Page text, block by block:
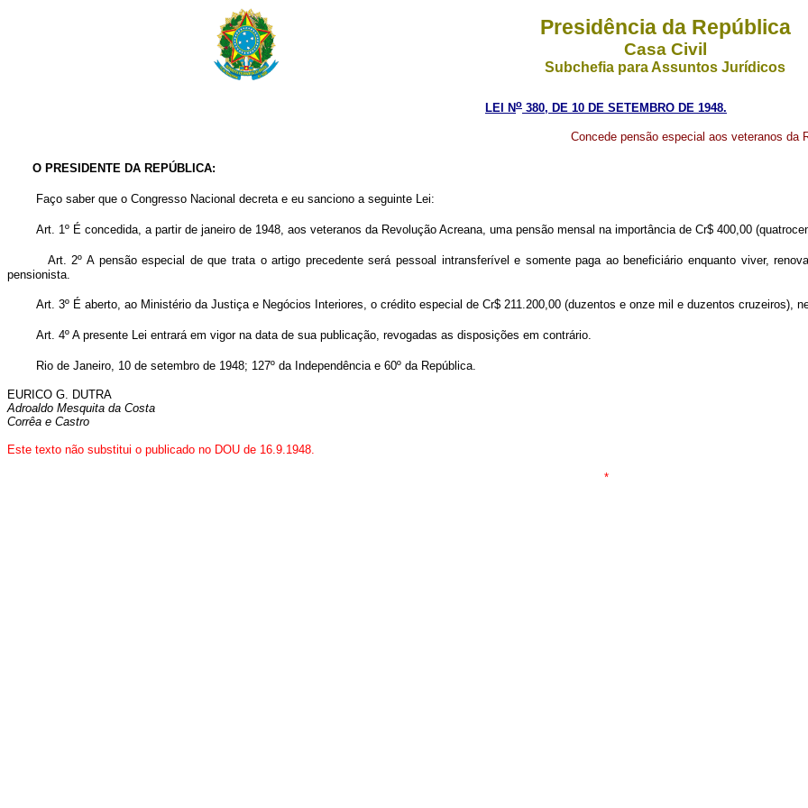
Presidência da República
Casa Civil
Subchefia para Assuntos Jurídicos
LEI No 380, DE 10 DE SETEMBRO DE 1948.
Concede pensão especial aos veteranos da
O PRESIDENTE DA REPÚBLICA:
Faço saber que o Congresso Nacional decreta e eu sanciono a seguinte Lei:
Art. 1º É concedida, a partir de janeiro de 1948, aos veteranos da Revolução Acreana, uma pensão mensal na importância de Cr$ 400,00
Art. 2º A pensão especial de que trata o artigo precedente será pessoal intransferível e somente paga ao beneficiário enquanto viver,
pensionista.
Art. 3º É aberto, ao Ministério da Justiça e Negócios Interiores, o crédito especial de Cr$ 211.200,00 (duzentos e onze mil e duzentos cruzeiros),
Art. 4º A presente Lei entrará em vigor na data de sua publicação, revogadas as disposições em contrário.
Rio de Janeiro, 10 de setembro de 1948; 127º da Independência e 60º da República.
EURICO G. DUTRA
Adroaldo Mesquita da Costa
Corrêa e Castro
Este texto não substitui o publicado no DOU de 16.9.1948.
*